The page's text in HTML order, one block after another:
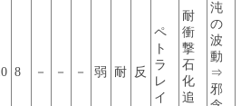
8 － － － 弱 耐 反
ペ
ト
ラ
レ
イ
耐
衝
撃
石
化
追
沌
の
波
動
⇒
邪